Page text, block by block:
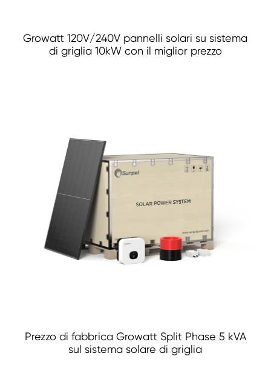
Growatt 120V/240V pannelli solari su sistema
di griglia 10kW con il miglior prezzo
Prezzo di fabbrica Growatt Split Phase 5 kVA
sul sistema solare di griglia